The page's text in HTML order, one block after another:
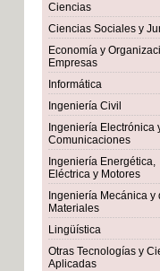
Ciencias
Ciencias Sociales y
Economía y
Empresas
Informática
Ingeniería Civil
Ingeniería Electrónica
Comunicaciones
Ingeniería Energética,
Eléctrica y Motores
Ingeniería Mecánica y
Materiales
Lingüística
Otras Tecnologías y
Aplicadas